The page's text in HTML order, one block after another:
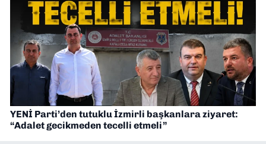
YENİ Parti’den tutuklu İzmirli başkanlara ziyaret:
“Adalet gecikmeden tecelli etmeli”